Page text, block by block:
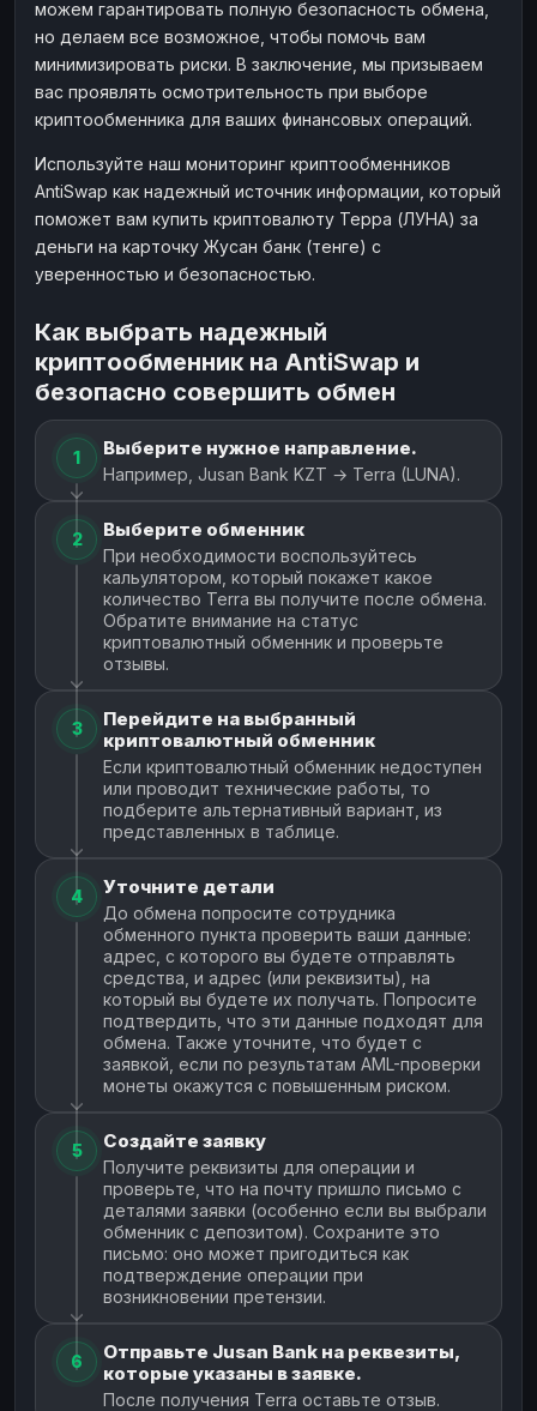
можем гарантировать полную безопасность обмена,
но делаем все возможное, чтобы помочь вам
минимизировать риски. В заключение, мы призываем
вас проявлять осмотрительность при выборе
криптообменника для ваших финансовых операций.
Используйте наш мониторинг криптообменников
AntiSwap как надежный источник информации, который
поможет вам купить криптовалюту Терра (ЛУНА) за
деньги на карточку Жусан банк (тенге) с
уверенностью и безопасностью.
Как выбрать надежный
криптообменник на AntiSwap и
безопасно совершить обмен
1 Выберите нужное направление.
Например, Jusan Bank KZT → Terra (LUNA).
2 Выберите обменник
При необходимости воспользуйтесь
кальулятором, который покажет какое
количество Terra вы получите после обмена.
Обратите внимание на статус
криптовалютный обменник и проверьте
отзывы.
3
Перейдите на выбранный
криптовалютный обменник
Если криптовалютный обменник недоступен
или проводит технические работы, то
подберите альтернативный вариант, из
представленных в таблице.
4 Уточните детали
До обмена попросите сотрудника
обменного пункта проверить ваши данные:
адрес, с которого вы будете отправлять
средства, и адрес (или реквизиты), на
который вы будете их получать. Попросите
подтвердить, что эти данные подходят для
обмена. Также уточните, что будет с
заявкой, если по результатам AML-проверки
монеты окажутся с повышенным риском.
5 Создайте заявку
Получите реквизиты для операции и
проверьте, что на почту пришло письмо с
деталями заявки (особенно если вы выбрали
обменник с депозитом). Сохраните это
письмо: оно может пригодиться как
подтверждение операции при
возникновении претензии.
6
Отправьте Jusan Bank на реквезиты,
которые указаны в заявке.
После получения Terra оставьте отзыв.